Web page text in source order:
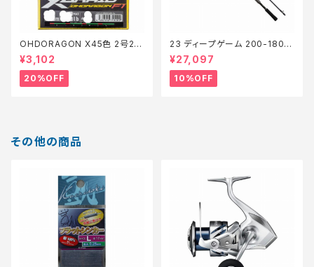
OHDORAGON X45色 2号20
0m28lb【特価仕掛】【20】
¥3,102
20%OFF
23 ディープゲーム 200-180
【継続セール_ロッド】【10】
¥27,097
10%OFF
その他の商品